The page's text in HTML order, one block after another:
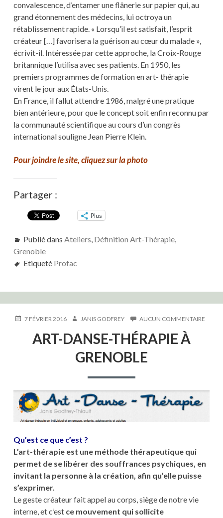
convalescence, d’entamer une flânerie sur papier qui, au
grand étonnement des médecins, lui octroya un
rétablissement rapide. « Lorsqu’il est satisfait, l’esprit
créateur […] favorisera la guérison au cœur du malade »,
écrivit-il. Intéressée par cette approche, la Croix-Rouge
britannique l’utilisa avec ses patients. En 1950, les
premiers programmes de formation en art- thérapie
virent le jour aux États-Unis.
En France, il fallut attendre 1986, malgré une pratique
bien antérieure, pour que le concept soit enfin reconnu par
la communauté scientifique au cours d’un congrès
international souligne Jean Pierre Klein.
Pour joindre le site, cliquez sur la photo
Partager :
Plus
Publié dans Ateliers, Définition Art-Thérapie,
Grenoble
Etiqueté Profac
PUBLIÉ7 FÉVRIER 2016 AUTEURJANIS GODFREY AUCUN COMMENTAIRESUR
ART-DANSE-THÉRAPIE À
GRENOBLE
Qu’est ce que c’est ?
L’art-thérapieest une méthode thérapeutique qui
permet de se libérer des souffrances psychiques, en
invitant la personne à la création, afin qu’elle puisse
s’exprimer.
Le geste créateur fait appel au corps, siège de notre vie
interne, et c’estce mouvement qui sollicite